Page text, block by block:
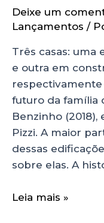
Deixe um
Lançamentos /
Três casas: uma
e outra em
respectivamente
futuro da família
Benzinho
Pizzi. A maior
dessas
sobre elas. A
Leia mais »